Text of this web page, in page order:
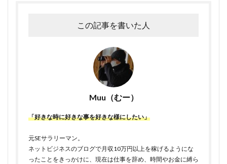
この記事を書いた人
Muu（むー）
「好きな時に好きな事を好きな様にしたい」
元SEサラリーマン。
ネットビジネスのブログで月収10万円以上を稼げるようにな
ったことをきっかけに、現在は仕事を辞め、時間やお金に縛ら